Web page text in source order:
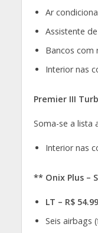
Ar
Assistente
Bancos com
Interior nas
Premier III
Soma-se a lista
Interior nas
** Onix Plus –
LT – R$
Seis airbags